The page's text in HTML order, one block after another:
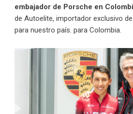
embajador de Porsche en
de Autoelite, importador exclusivo
para nuestro país. para Colombia.